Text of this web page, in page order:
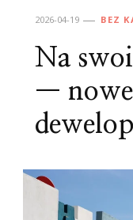
2026-04-19 BEZ
Na
— nowe